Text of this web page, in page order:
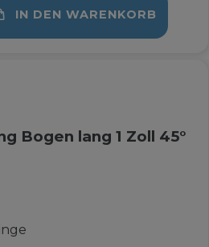
IN DEN WARENKORB
Bogen lang 1 Zoll 45°